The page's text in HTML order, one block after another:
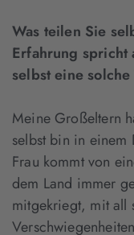
Was teilen Sie
Erfahrung spricht
selbst eine
Meine Großeltern
selbst bin in
Frau kommt von
dem Land immer
mitgekriegt, mit all